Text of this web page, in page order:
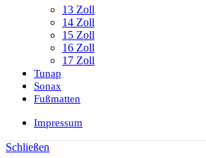
13 Zoll
14 Zoll
15 Zoll
16 Zoll
17 Zoll
Tunap
Sonax
Fußmatten
Impressum
Schließen